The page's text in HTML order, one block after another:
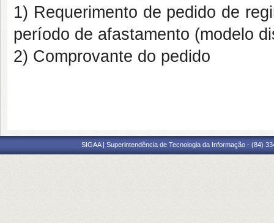
1) Requerimento de pedido de
período de afastamento (modelo
2) Comprovante do pedido
SIGAA | Superintendência de Tecnologia da Informação - (84)